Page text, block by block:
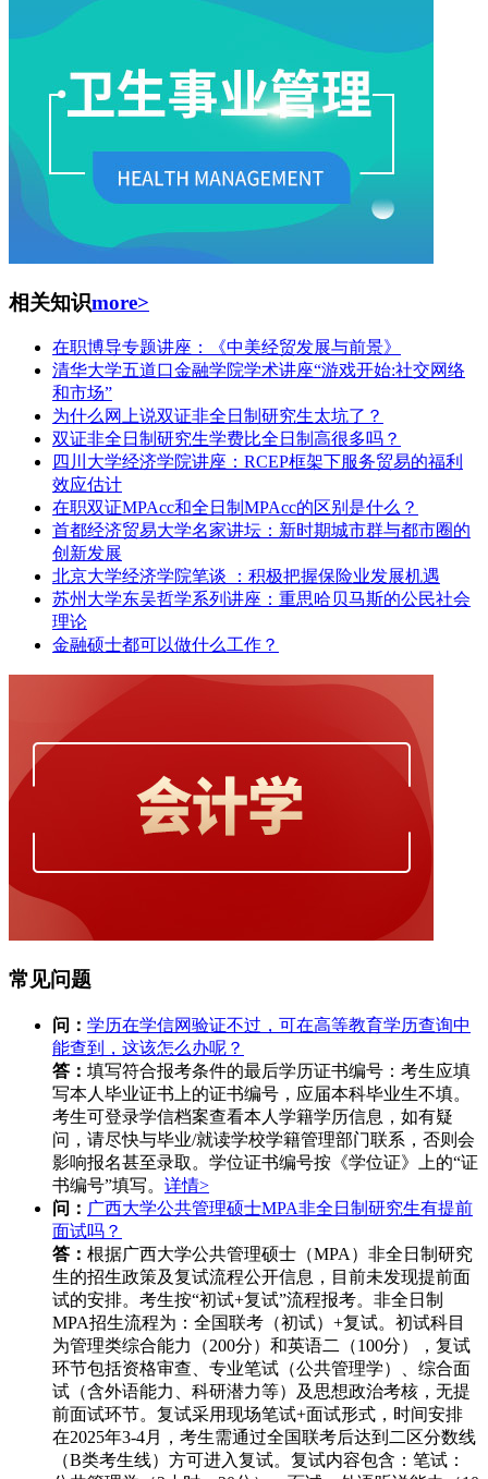
相关知识more>
在职博导专题讲座：《中美经贸发展与前景》
清华大学五道口金融学院学术讲座“游戏开始:社交网络
和市场”
为什么网上说双证非全日制研究生太坑了？
双证非全日制研究生学费比全日制高很多吗？
四川大学经济学院讲座：RCEP框架下服务贸易的福利
效应估计
在职双证MPAcc和全日制MPAcc的区别是什么？
首都经济贸易大学名家讲坛：新时期城市群与都市圈的
创新发展
北京大学经济学院笔谈 ：积极把握保险业发展机遇
苏州大学东吴哲学系列讲座：重思哈贝马斯的公民社会
理论
金融硕士都可以做什么工作？
常见问题
问： 学历在学信网验证不过，可在高等教育学历查询中
能查到，这该怎么办呢？
答： 填写符合报考条件的最后学历证书编号：考生应填
写本人毕业证书上的证书编号，应届本科毕业生不填。
考生可登录学信档案查看本人学籍学历信息，如有疑
问，请尽快与毕业/就读学校学籍管理部门联系，否则会
影响报名甚至录取。学位证书编号按《学位证》上的“证
书编号”填写。 详情>
问： 广西大学公共管理硕士MPA非全日制研究生有提前
面试吗？
答： 根据广西大学公共管理硕士（MPA）非全日制研究
生的招生政策及复试流程公开信息，目前未发现提前面
试的安排。考生按“初试+复试”流程报考。非全日制
MPA招生流程为：全国联考（初试）+复试。初试科目
为管理类综合能力（200分）和英语二（100分），复试
环节包括资格审查、专业笔试（公共管理学）、综合面
试（含外语能力、科研潜力等）及思想政治考核，无提
前面试环节。复试采用现场笔试+面试形式，时间安排
在2025年3-4月，考生需通过全国联考后达到二区分数线
（B类考生线）方可进入复试。复试内容包含：笔试：